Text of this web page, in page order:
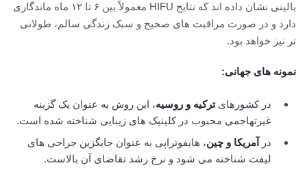
بالینی نشان داده اند که نتایج HIFU معمولاً بین ۶ تا ۱۲ ماه ماندگاری
دارد و در صورت مراقبت های صحیح و سبک زندگی سالم، طولانی
تر نیز خواهد بود.
نمونه های جهانی:
در کشورهایترکیه و روسیه، این روش به عنوان یک گزینه
غیرتهاجمی محبوب در کلینیک های زیبایی شناخته شده است.
در
آمریکا و چین، هایفوتراپی به عنوان جایگزین جراحی های
لیفت شناخته می شود و نرخ رشد تقاضای آن بالاست.